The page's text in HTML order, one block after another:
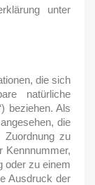
unter
die sich
natürliche
beziehen. Als
die
Zuordnung zu
Kennnummer,
oder zu einem
Ausdruck der